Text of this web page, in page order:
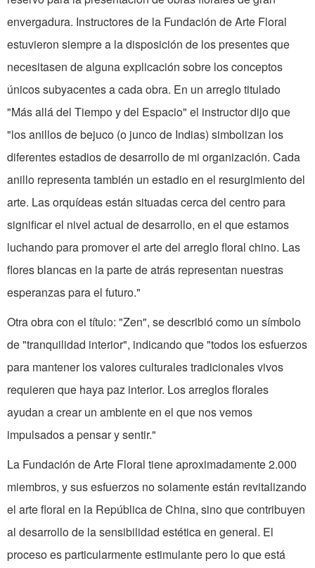
envergadura. Instructores de la Fundación de Arte Floral
estuvieron siempre a la disposición de los presentes que
necesitasen de alguna explicación sobre los conceptos
únicos subyacentes a cada obra. En un arreglo titulado
"Más allá del Tiempo y del Espacio" el instructor dijo que
"los anillos de bejuco (o junco de Indias) simbolizan los
diferentes estadios de desarrollo de mi organización. Cada
anillo representa también un estadio en el resurgimiento del
arte. Las orquídeas están situadas cerca del centro para
significar el nivel actual de desarrollo, en el que estamos
luchando para promover el arte del arreglo floral chino. Las
flores blancas en la parte de atrás representan nuestras
esperanzas para el futuro."
Otra obra con el título: "Zen", se describió como un símbolo
de "tranquilidad interior", indicando que "todos los esfuerzos
para mantener los valores culturales tradicionales vivos
requieren que haya paz interior. Los arreglos florales
ayudan a crear un ambiente en el que nos vemos
impulsados a pensar y sentir."
La Fundación de Arte Floral tiene aproximadamente 2.000
miembros, y sus esfuerzos no solamente están revitalizando
el arte floral en la República de China, sino que contribuyen
al desarrollo de la sensibilidad estética en general. El
proceso es particularmente estimulante pero lo que está